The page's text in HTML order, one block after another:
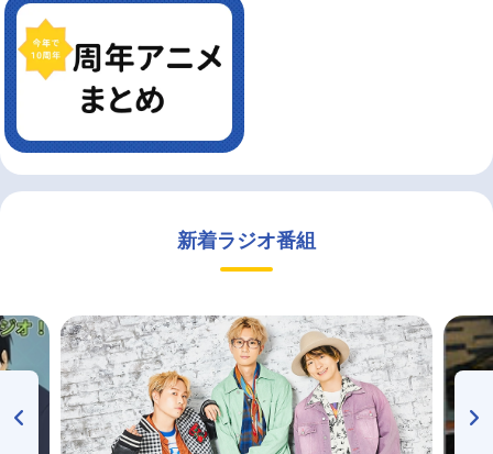
新着ラジオ番組